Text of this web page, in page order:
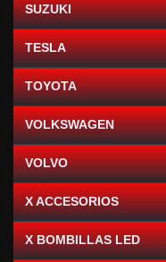
SUZUKI
TESLA
TOYOTA
VOLKSWAGEN
VOLVO
X ACCESORIOS
X BOMBILLAS LED